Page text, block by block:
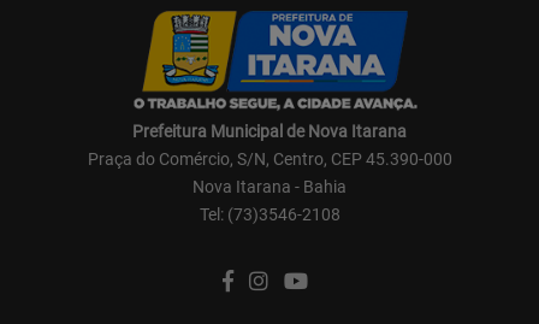
Prefeitura Municipal de Nova Itarana
Praça do Comércio, S/N, Centro, CEP 45.390-000
Nova Itarana - Bahia
Tel: (73)3546-2108